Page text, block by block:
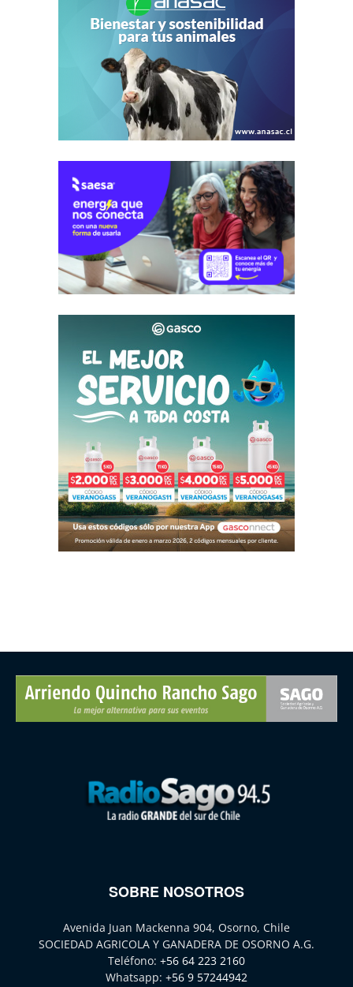
SOBRE NOSOTROS
Avenida Juan Mackenna 904, Osorno, Chile
SOCIEDAD AGRICOLA Y GANADERA DE OSORNO A.G.
Teléfono: +56 64 223 2160
Whatsapp: +56 9 57244942